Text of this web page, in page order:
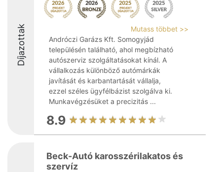
Díjazottak
Mutass többet >>
Andróczi Garázs Kft. Somogyjád
településén található, ahol megbízható
autószerviz szolgáltatásokat kínál. A
vállalkozás különböző autómárkák
javítását és karbantartását vállalja,
ezzel széles ügyfélbázist szolgálva ki.
Munkavégzésüket a precizitás ...
8.9
Beck-Autó karosszérilakatos és
szervíz